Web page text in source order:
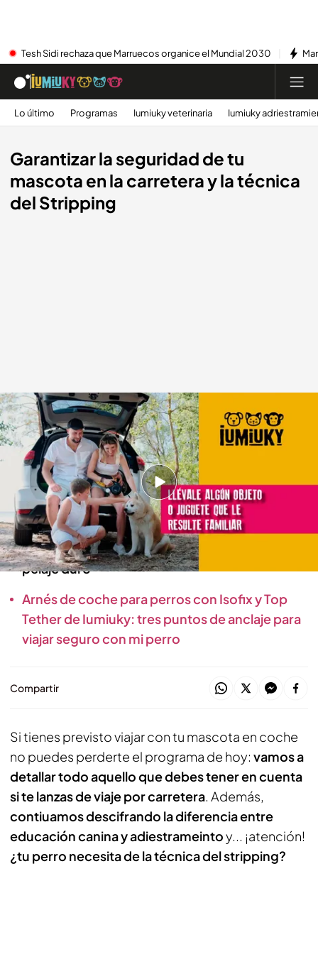
Tesh Sidi rechaza que Marruecos organice el Mundial 2030
Lo último Programas Iumiuky veterinaria Iumiuky
Garantizar la seguridad de tu
mascota en la carretera y la técnica
del Stripping
Consultar con un especialista siempre es lo mejor para tu mascota.
Iumiuky
cuatro.com
23 JUN 2025 - 18:08h.
Utilizar siempre un buen sistema de retención
le puede salvar la vida en caso de accidente
Tres técnicas para el cuidado de los perros con
pelaje duro
Arnés de coche para perros con Isofix y Top
Tether de Iumiuky: tres puntos de anclaje para
viajar seguro con mi perro
Compartir
Si tienes previsto viajar con tu mascota en coche
no puedes perderte el programa de hoy: vamos a
detallar todo aquello que debes tener en cuenta
si te lanzas de viaje por carretera. Además,
contiuamos descifrando la diferencia entre
educación canina y adiestrameintoy... ¡atención!
¿tu perro necesita de la técnica delstripping?